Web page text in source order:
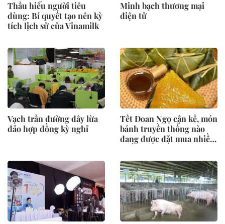
Thấu hiểu người tiêu
dùng: Bí quyết tạo nên kỳ
tích lịch sử của Vinamilk
Minh bạch thương mại
điện tử
Vạch trần đường dây lừa
đảo hợp đồng kỳ nghỉ
Tết Đoan Ngọ cận kề, món
bánh truyền thống nào
đang được đặt mua nhiều